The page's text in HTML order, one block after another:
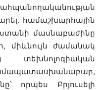
համաշխարհային
մասնաբաժինը
միևնույն ժամանակ
տեխնոլոգիական
որպես Բրյուսելի